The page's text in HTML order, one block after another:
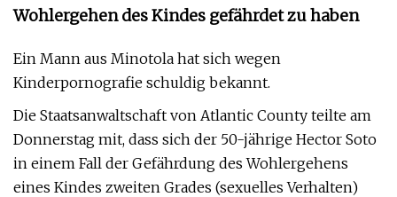
Wohlergehen des Kindes gefährdet zu haben
Ein Mann aus Minotola hat sich wegen
Kinderpornografie schuldig bekannt.
Die Staatsanwaltschaft von Atlantic County teilte am
Donnerstag mit, dass sich der 50-jährige Hector Soto
in einem Fall der Gefährdung des Wohlergehens
eines Kindes zweiten Grades (sexuelles Verhalten)